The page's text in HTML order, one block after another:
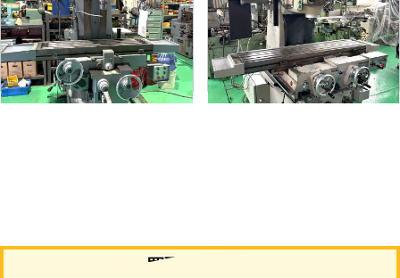
メーカー 静岡
形 式VHR-A
年 式1989
メーカー 山崎技研
形 式 YZ-75
年 式1992
買取について